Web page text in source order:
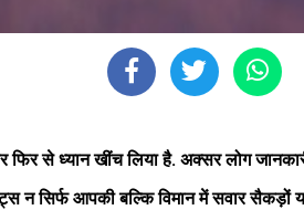
फिर से ध्यान खींच लिया है. अक्सर लोग
न सिर्फ आपकी बल्कि विमान में सवार सैकड़ों